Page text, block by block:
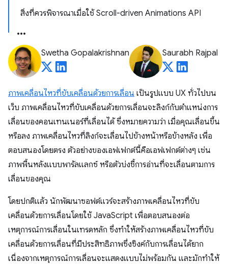
สิ่งที่ควรพิจารณาเมื่อใช้ Scroll-driven Animations API
Swetha Gopalakrishnan Saurabh Rajpal
ภาพเคลื่อนไหวที่ขับเคลื่อนด้วยการเลื่อน เป็นรูปแบบ UX ทั่วไปบน
เว็บ ภาพเคลื่อนไหวที่ขับเคลื่อนด้วยการเลื่อนจะลิงก์กับตำแหน่งการ
เลื่อนของคอนเทนเนอร์ที่เลื่อนได้ ซึ่งหมายความว่า เมื่อคุณเลื่อนขึ้น
หรือลง ภาพเคลื่อนไหวที่ลิงก์จะเลื่อนไปข้างหน้าหรือข้างหลัง เพื่อ
ตอบสนองโดยตรง ตัวอย่างของเอฟเฟกต์นี้คือเอฟเฟกต์ต่างๆ เช่น
ภาพพื้นหลังแบบพารัลแลกซ์ หรือตัวบ่งชี้การอ่านที่จะเลื่อนตามการ
เลื่อนของคุณ
โดยปกติแล้ว นักพัฒนาซอฟต์แวร์จะสร้างภาพเคลื่อนไหวที่ขับ
เคลื่อนด้วยการเลื่อนโดยใช้ JavaScript เพื่อตอบสนองต่อ
เหตุการณ์การเลื่อนในเทรดหลัก ซึ่งทำให้สร้างภาพเคลื่อนไหวที่ขับ
เคลื่อนด้วยการเลื่อนที่มีประสิทธิภาพซึ่งซิงค์กับการเลื่อนได้ยาก
เนื่องจากเหตุการณ์การเลื่อนจะแสดงแบบไม่พร้อมกัน และมักทำให้